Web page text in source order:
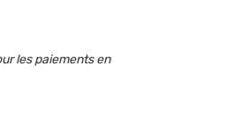
les paiements en